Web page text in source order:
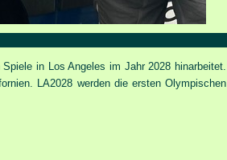
in Los Angeles im Jahr 2028 hinarbeitet.
LA2028 werden die ersten Olympischen